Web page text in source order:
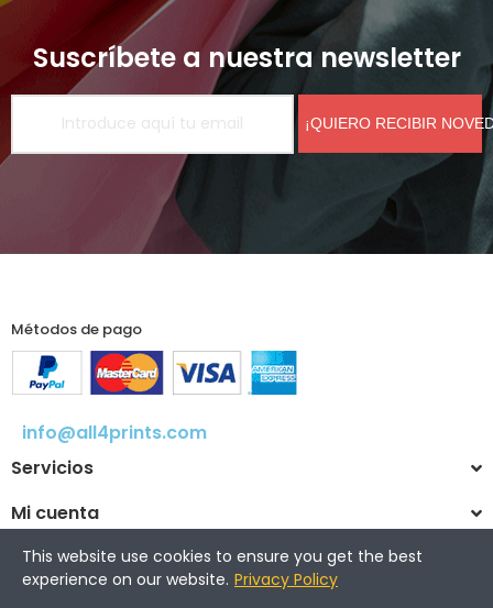
Suscríbete a nuestra newsletter
¡QUIERO RECIBIR
Métodos de pago
info@all4prints.com
Servicios
Mi cuenta
This website use cookies to ensure you get the best
experience on our website. Privacy Policy